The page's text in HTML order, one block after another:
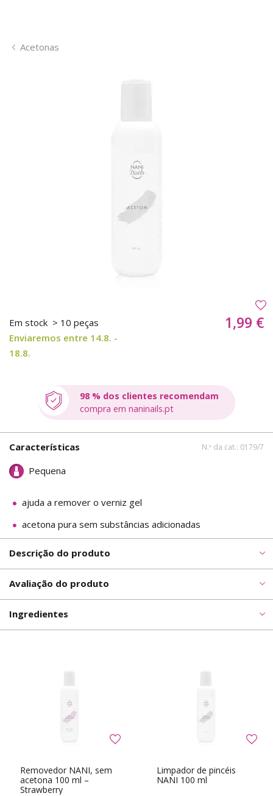
Acetonas
Em stock > 10 peças
Enviaremos entre 14.8. -
18.8.
1,99 €
98 % dos clientes recomendam
compra em naninails.pt
Características N.º da cat.: 0179/7
Pequena
ajuda a remover o verniz gel
acetona pura sem substâncias adicionadas
Descrição do produto
Avaliação do produto
Ingredientes
Removedor NANI, sem
acetona 100 ml –
Strawberry
Limpador de pincéis
NANI 100 ml